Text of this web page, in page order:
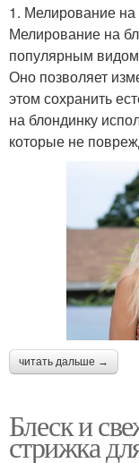
1. Мелирование на
Мелирование на
популярным
Оно позволяет
этом сохранить
на блондинку
которые не
читать дальше →
Блеск и
стрижка